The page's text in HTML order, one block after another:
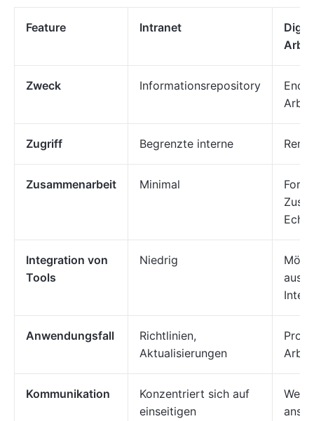
Feature Intranet
Zweck Informationsrepository
End-
Zugriff Begrenzte interne
Zusammenarbeit Minimal
Integration von
Tools
Niedrig
aus
Anwendungsfall
Richtlinien,
Aktualisierungen
Kommunikation
Konzentriert sich auf
einseitigen